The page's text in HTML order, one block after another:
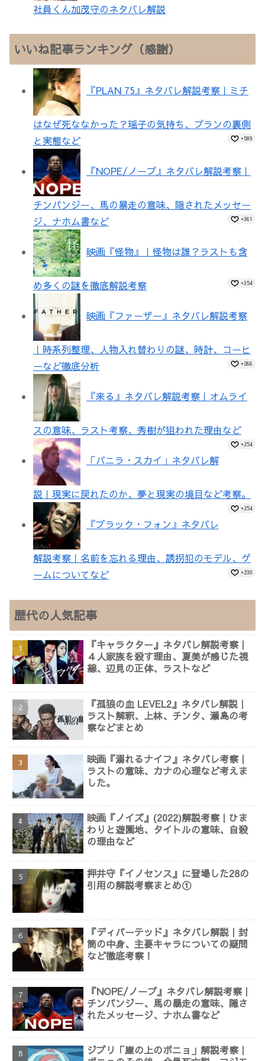
社員くん加茂守のネタバレ解説
いいね記事ランキング（感謝）
『PLAN 75』ネタバレ解説考察｜ミチ
はなぜ死ななかった？瑶子の気持ち、プランの裏側
と実態など
+589
『NOPE/ノープ』ネタバレ解説考察｜
チンパンジー、馬の暴走の意味、隠されたメッセー
ジ、ナホム書など
+361
映画『怪物』｜怪物は誰？ラストも含
め多くの謎を徹底解説考察 +354
映画『ファーザー』ネタバレ解説考察
｜時系列整理、人物入れ替わりの謎、時計、コーヒ
ーなど徹底分析
+266
『来る』ネタバレ解説考察｜オムライ
スの意味、ラスト考察、秀樹が狙われた理由など
+254
「バニラ・スカイ」ネタバレ解
説｜現実に戻れたのか、夢と現実の境目など考察。
+254
『ブラック・フォン』ネタバレ
解説考察｜名前を忘れる理由、誘拐犯のモデル、ゲ
ームについてなど
+230
歴代の人気記事
『キャラクター』ネタバレ解説考察｜
４人家族を殺す理由、夏美が感じた視
線、辺見の正体、ラストなど
『孤狼の血 LEVEL2』ネタバレ解説｜
ラスト解釈、上林、チンタ、瀬島の考
察などまとめ
映画『溺れるナイフ』ネタバレ考察｜
ラストの意味、カナの心理など考えま
した。
映画『ノイズ』(2022)解説考察｜ひま
わりと遊園地、タイトルの意味、自殺
の理由など
押井守『イノセンス』に登場した28の
引用の解説考察まとめ①
『ディパーテッド』ネタバレ解説｜封
筒の中身、主要キャラについての疑問
など徹底考察！
『NOPE/ノープ』ネタバレ解説考察｜
チンパンジー、馬の暴走の意味、隠さ
れたメッセージ、ナホム書など
ジブリ「崖の上のポニョ」解説考察｜